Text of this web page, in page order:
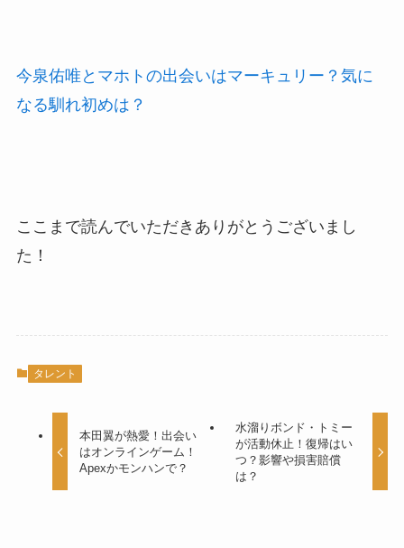
今泉佑唯とマホトの出会いはマーキュリー？気に
なる馴れ初めは？
ここまで読んでいただきありがとうございまし
た！
タレント
本田翼が熱愛！出会い
はオンラインゲーム！
Apexかモンハンで？
水溜りボンド・トミー
が活動休止！復帰はい
つ？影響や損害賠償
は？